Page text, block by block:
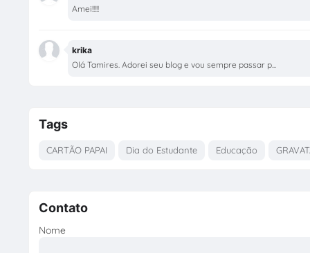
Amei!!!!!
krika
Olá Tamires. Adorei seu blog e vou sempre passar p...
Tags
CARTÃO PAPAI Dia do Estudante Educação
Contato
Nome